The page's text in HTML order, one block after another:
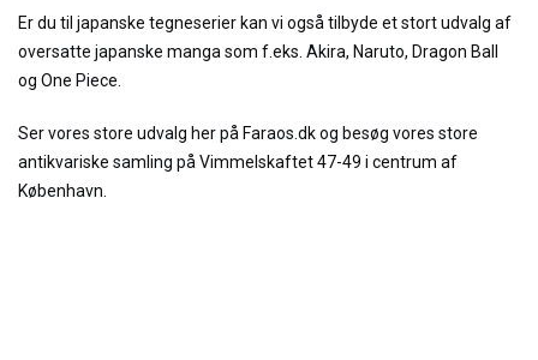
Er du til japanske tegneserier kan vi også tilbyde et stort udvalg af
oversatte japanske manga som f.eks. Akira, Naruto, Dragon Ball
og One Piece.
Ser vores store udvalg her på Faraos.dk og besøg vores store
antikvariske samling på Vimmelskaftet 47-49 i centrum af
København.